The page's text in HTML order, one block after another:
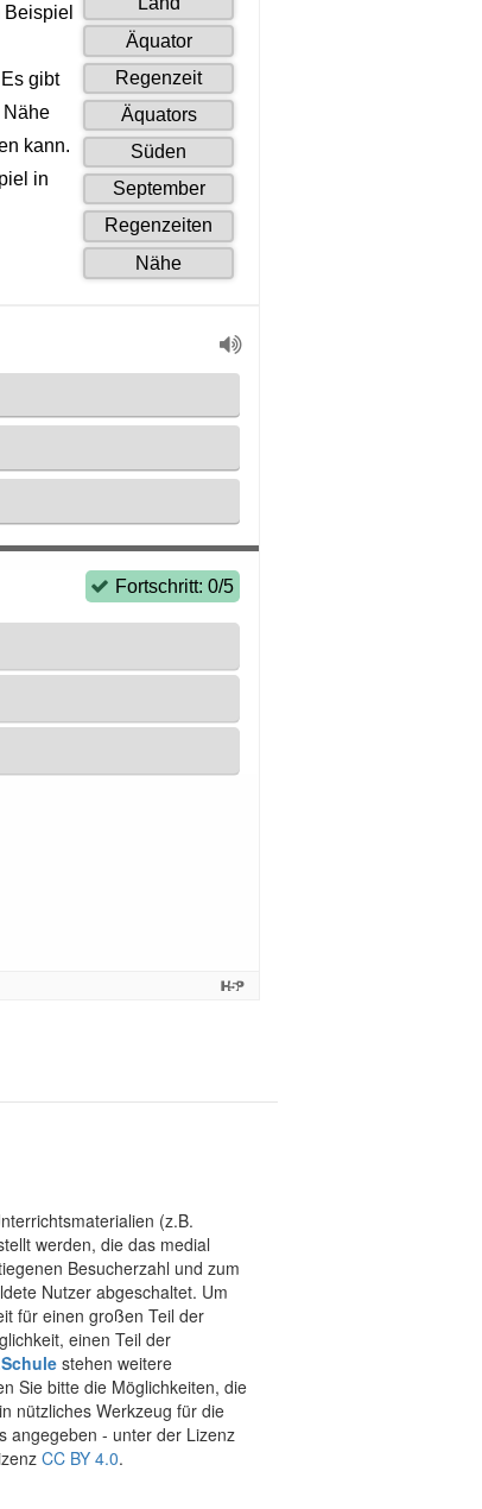
(z.B.
werden, die das medial
Besucherzahl und zum
Nutzer abgeschaltet. Um
für einen großen Teil der
einen Teil der
stehen weitere
Sie bitte die Möglichkeiten, die
nützliches Werkzeug für die
angegeben - unter der Lizenz
CC BY 4.0.